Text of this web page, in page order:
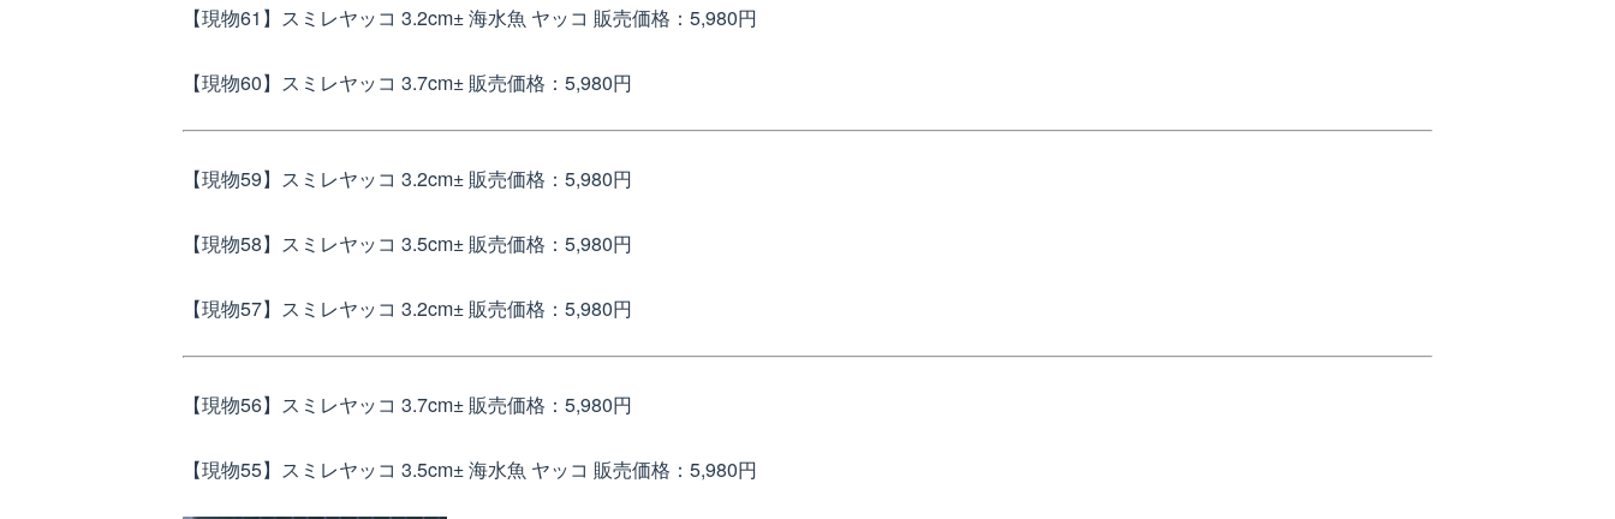
【現物61】スミレヤッコ 3.2cm± 海水魚 ヤッコ 販売価格：5,980円
【現物60】スミレヤッコ 3.7cm± 販売価格：5,980円
【現物59】スミレヤッコ 3.2cm± 販売価格：5,980円
【現物58】スミレヤッコ 3.5cm± 販売価格：5,980円
【現物57】スミレヤッコ 3.2cm± 販売価格：5,980円
【現物56】スミレヤッコ 3.7cm± 販売価格：5,980円
【現物55】スミレヤッコ 3.5cm± 海水魚 ヤッコ 販売価格：5,980円